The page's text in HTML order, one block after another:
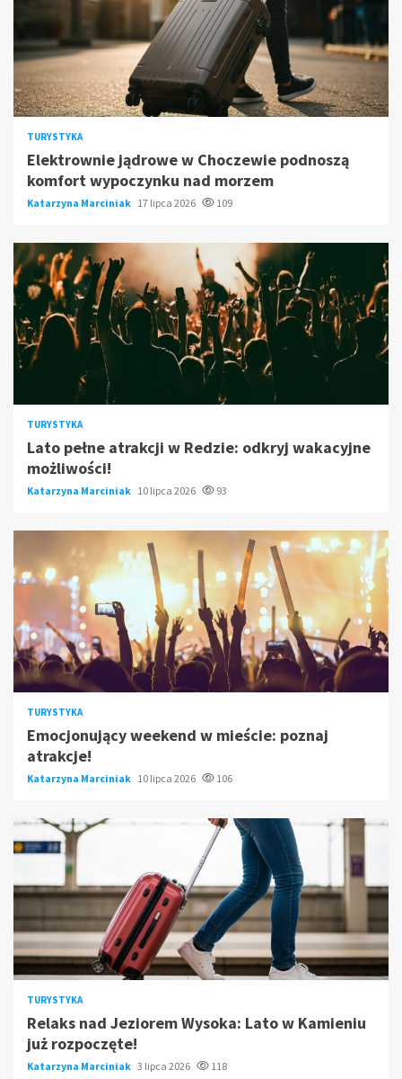
TURYSTYKA
Elektrownie jądrowe w Choczewie podnoszą
komfort wypoczynku nad morzem
Katarzyna Marciniak 17 lipca 2026 109
TURYSTYKA
Lato pełne atrakcji w Redzie: odkryj wakacyjne
możliwości!
Katarzyna Marciniak 10 lipca 2026 93
TURYSTYKA
Emocjonujący weekend w mieście: poznaj
atrakcje!
Katarzyna Marciniak 10 lipca 2026 106
TURYSTYKA
Relaks nad Jeziorem Wysoka: Lato w Kamieniu
już rozpoczęte!
Katarzyna Marciniak 3 lipca 2026 118